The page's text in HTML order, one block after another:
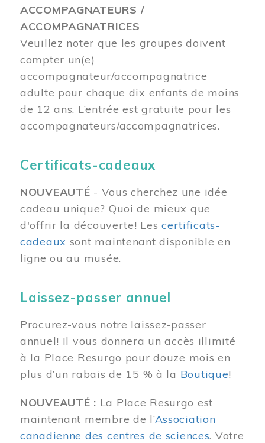
ACCOMPAGNATEURS /
ACCOMPAGNATRICES
Veuillez noter que les groupes doivent
compter un(e)
accompagnateur/accompagnatrice
adulte pour chaque dix enfants de moins
de 12 ans. L’entrée est gratuite pour les
accompagnateurs/accompagnatrices.
Certificats-cadeaux
NOUVEAUTÉ - Vous cherchez une idée
cadeau unique? Quoi de mieux que
d'offrir la découverte! Lescertificats-
cadeaux sont maintenant disponible en
ligne ou au musée.
Laissez-passer annuel
Procurez-vous notre laissez-passer
annuel! Il vous donnera un accès illimité
à la Place Resurgo pour douze mois en
plus d’un rabais de 15 % à la Boutique!
NOUVEAUTÉ : La Place Resurgo est
maintenant membre de l’Association
canadienne des centres de sciences. Votre